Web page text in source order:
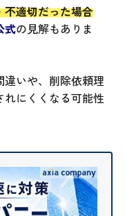
適切だった場合
式の見解もありま
いや、削除依頼理
にくくなる可能性